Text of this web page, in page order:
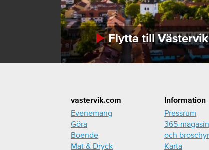
Flytta till Västervik
vastervik.com
Evenemang
Göra
Boende
Mat & Dryck
Information
Pressrum
365-
och
Karta